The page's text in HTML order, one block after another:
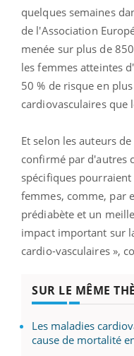
quelques semaines
de l'Association
menée sur plus de
les femmes atteintes
50 % de risque en
cardiovasculaires que
Et selon les auteurs
confirmé par d'autres
spécifiques
femmes, comme, par
prédiabète et un
impact important sur
cardio-vasculaires »,
SUR LE MÊME
Les maladies
cause de mortalité